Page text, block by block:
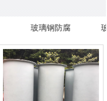
玻璃钢防腐